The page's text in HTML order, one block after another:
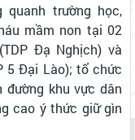
quanh trường học,
mầm non tại 02
Đạ Nghịch) và
5 Đại Lào); tổ chức
đường khu vực dân
cao ý thức giữ gìn